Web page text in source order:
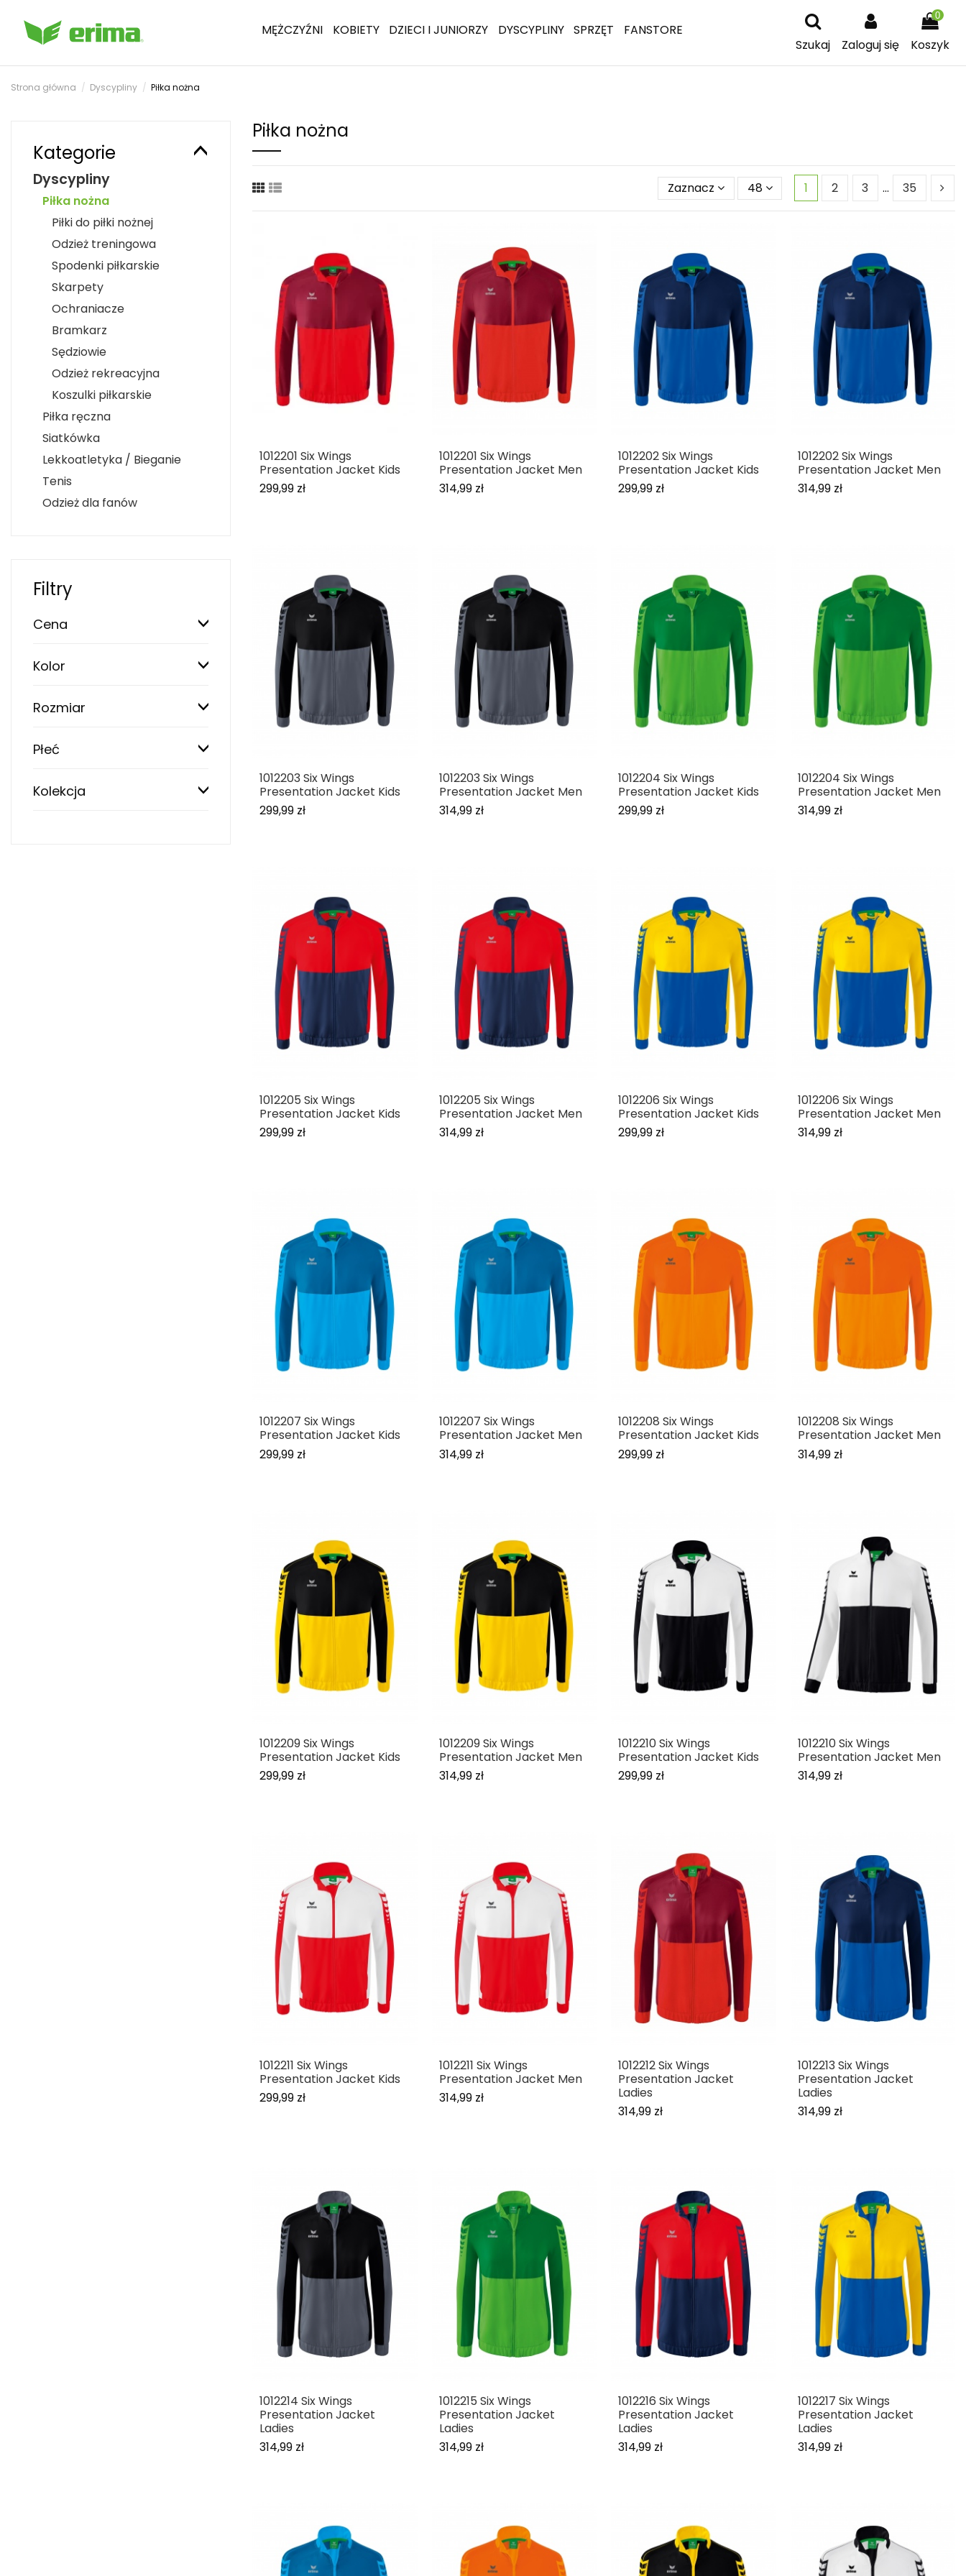
MĘŻCZYŹNI KOBIETY DZIECI I JUNIORZY DYSCYPLINY SPRZĘT
FANSTORE
Szukaj
Zaloguj się
0
Koszyk
Strona główna Dyscypliny Piłka nożna
Piłka nożna
Zaznacz 48 1 2 3 … 35
1012201 Six Wings
Presentation Jacket Kids
299,99 zł
1012201 Six Wings
Presentation Jacket Men
314,99 zł
1012202 Six Wings
Presentation Jacket Kids
299,99 zł
1012202 Six Wings
Presentation Jacket Men
314,99 zł
1012203 Six Wings
Presentation Jacket Kids
299,99 zł
1012203 Six Wings
Presentation Jacket Men
314,99 zł
1012204 Six Wings
Presentation Jacket Kids
299,99 zł
1012204 Six Wings
Presentation Jacket Men
314,99 zł
1012205 Six Wings
Presentation Jacket Kids
299,99 zł
1012205 Six Wings
Presentation Jacket Men
314,99 zł
1012206 Six Wings
Presentation Jacket Kids
299,99 zł
1012206 Six Wings
Presentation Jacket Men
314,99 zł
1012207 Six Wings
Presentation Jacket Kids
299,99 zł
1012207 Six Wings
Presentation Jacket Men
314,99 zł
1012208 Six Wings
Presentation Jacket Kids
299,99 zł
1012208 Six Wings
Presentation Jacket Men
314,99 zł
1012209 Six Wings
Presentation Jacket Kids
299,99 zł
1012209 Six Wings
Presentation Jacket Men
314,99 zł
1012210 Six Wings
Presentation Jacket Kids
299,99 zł
1012210 Six Wings
Presentation Jacket Men
314,99 zł
1012211 Six Wings
Presentation Jacket Kids
299,99 zł
1012211 Six Wings
Presentation Jacket Men
314,99 zł
1012212 Six Wings
Presentation Jacket
Ladies
314,99 zł
1012213 Six Wings
Presentation Jacket
Ladies
314,99 zł
1012214 Six Wings
Presentation Jacket
Ladies
314,99 zł
1012215 Six Wings
Presentation Jacket
Ladies
314,99 zł
1012216 Six Wings
Presentation Jacket
Ladies
314,99 zł
1012217 Six Wings
Presentation Jacket
Ladies
314,99 zł
Kategorie
Dyscypliny
Piłka nożna
Piłki do piłki nożnej
Odzież treningowa
Spodenki piłkarskie
Skarpety
Ochraniacze
Bramkarz
Sędziowie
Odzież rekreacyjna
Koszulki piłkarskie
Piłka ręczna
Siatkówka
Lekkoatletyka / Bieganie
Tenis
Odzież dla fanów
Filtry
Cena
Kolor
Rozmiar
Płeć
Kolekcja